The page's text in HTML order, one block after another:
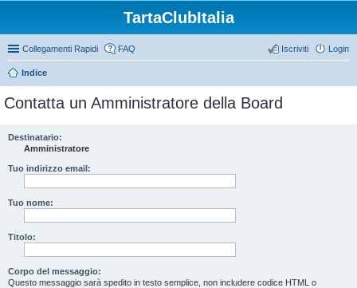
TartaClubItalia
Collegamenti Rapidi FAQ Login
Iscriviti
Indice
Contatta un Amministratore della Board
Destinatario:
Amministratore
Tuo indirizzo email:
Tuo nome:
Titolo:
Corpo del messaggio:
Questo messaggio sarà spedito in testo semplice, non includere codice HTML o